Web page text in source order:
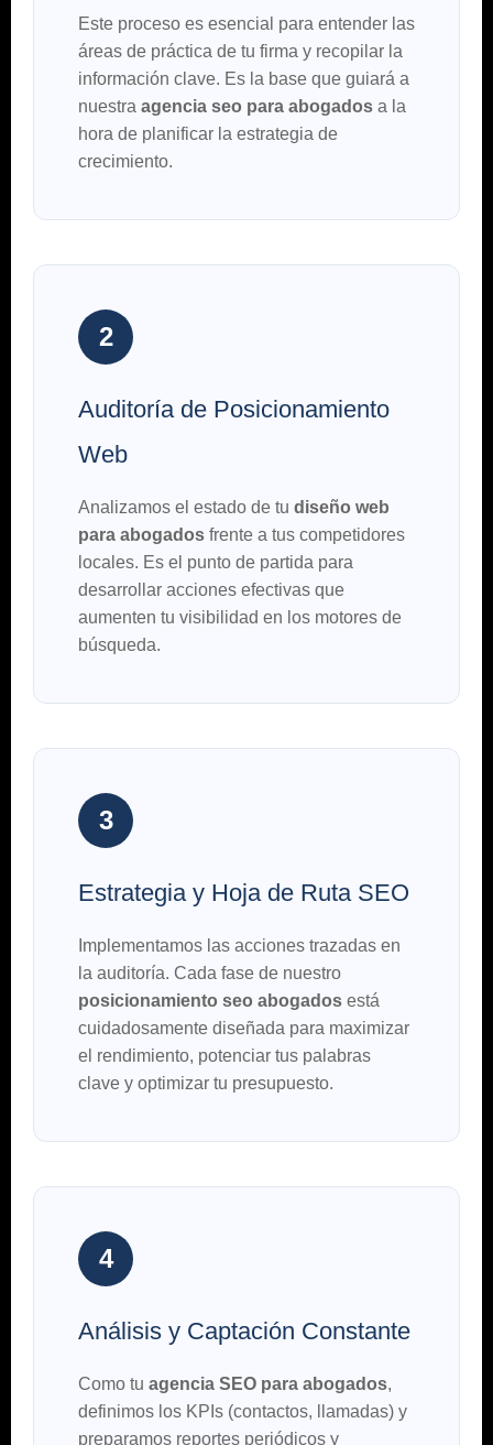
Este proceso es esencial para entender las
áreas de práctica de tu firma y recopilar la
información clave. Es la base que guiará a
nuestra agencia seo para abogados a la
hora de planificar la estrategia de
crecimiento.
2
Auditoría de Posicionamiento
Web
Analizamos el estado de tu diseño web
para abogados frente a tus competidores
locales. Es el punto de partida para
desarrollar acciones efectivas que
aumenten tu visibilidad en los motores de
búsqueda.
3
Estrategia y Hoja de Ruta SEO
Implementamos las acciones trazadas en
la auditoría. Cada fase de nuestro
posicionamiento seo abogados está
cuidadosamente diseñada para maximizar
el rendimiento, potenciar tus palabras
clave y optimizar tu presupuesto.
4
Análisis y Captación Constante
Como tu agencia SEO para abogados,
definimos los KPIs (contactos, llamadas) y
preparamos reportes periódicos y